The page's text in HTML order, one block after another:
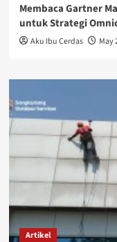
Membaca Gartner
untuk Strategi
Aku Ibu Cerdas May
Artikel